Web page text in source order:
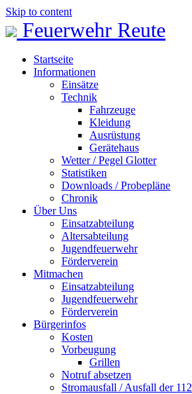
Skip to content
Feuerwehr Reute
Startseite
Informationen
Einsätze
Technik
Fahrzeuge
Kleidung
Ausrüstung
Gerätehaus
Wetter / Pegel Glotter
Statistiken
Downloads / Probepläne
Chronik
Über Uns
Einsatzabteilung
Altersabteilung
Jugendfeuerwehr
Förderverein
Mitmachen
Einsatzabteilung
Jugendfeuerwehr
Förderverein
Bürgerinfos
Kosten
Vorbeugung
Grillen
Notruf absetzen
Stromausfall / Ausfall der 112